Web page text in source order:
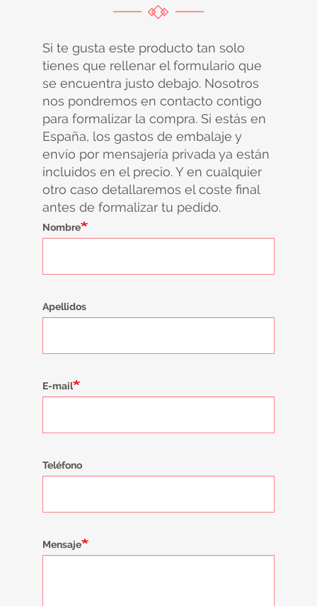
Si te gusta este producto tan solo
tienes que rellenar el formulario que
se encuentra justo debajo. Nosotros
nos pondremos en contacto contigo
para formalizar la compra. Si estás en
España, los gastos de embalaje y
envío por mensajería privada ya están
incluidos en el precio. Y en cualquier
otro caso detallaremos el coste final
antes de formalizar tu pedido.
Nombre
Apellidos
E-mail
Teléfono
Mensaje